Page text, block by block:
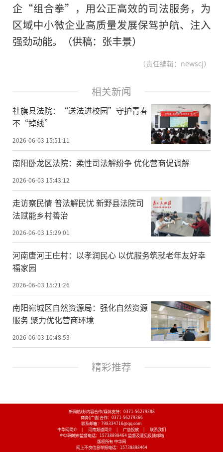
企“组合拳”，用公正高效的司法服务，为
区域中小微企业高质量发展保驾护航、注入
强劲动能。（供稿：张丰景）
（责任编辑：newscj）
相关新闻
社旗县法院：“送法进校园”守护青春
不“掉线”
2026-06-03 15:51:11
南阳卧龙区法院：柔性司法解纷争 优化营商促调解
2026-06-03 15:43:12
走访察民情 普法解民忧 新野县法院司
法赋能乡村善治
2026-06-03 15:29:01
河南唐河王庄村：以孝润民心 以优服务筑就老年友好幸
福家园
2026-06-03 15:21:26
南阳宛城区自然资源局：强化自然资源
服务 聚力优化营商环境
2026-06-03 10:48:53
精彩推荐
新闻热线/内容合作/媒体支持： 0371-56279388
商务(广告)合作： 0371-56279366
联系邮箱：798334716@qq.com
中华网简介
| 河南频道简介 | 广告投放 |
联系我们
中华网城市监督电话： 15738898464 监督及意见反馈邮箱
版权所有 中华网
网上不良信息举报电话： 15738898464